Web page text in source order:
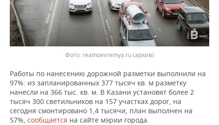
Фото: realnoevremya.ru (архив)
Работы по нанесению дорожной разметки выполнили на
97%: из запланированных 377 тысяч кв. м разметку
нанесли на 366 тыс. кв. м. В Казани установят более 2
тысяч 300 светильников на 157 участках дорог, на
сегодня смонтировано 1,4 тысячи, план выполнен на
57%, сообщается на сайте мэрии города.